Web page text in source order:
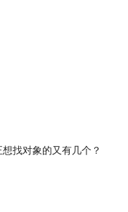
找对象的又有几个？